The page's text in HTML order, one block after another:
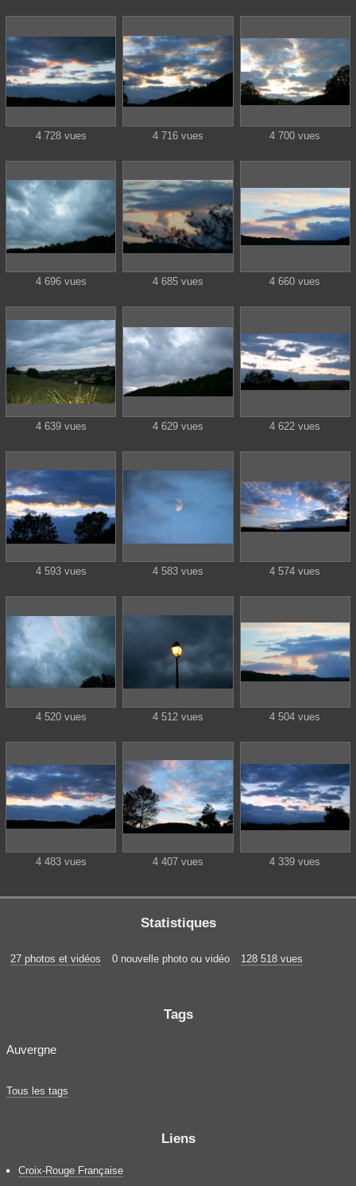
4 728 vues 4 716 vues 4 700 vues
4 696 vues 4 685 vues 4 660 vues
4 639 vues 4 629 vues 4 622 vues
4 593 vues 4 583 vues 4 574 vues
4 520 vues 4 512 vues 4 504 vues
4 483 vues 4 407 vues 4 339 vues
Statistiques
27 photos et vidéos 0 nouvelle photo ou vidéo 128 518 vues
Tags
Auvergne
Tous les tags
Liens
Croix-Rouge Française